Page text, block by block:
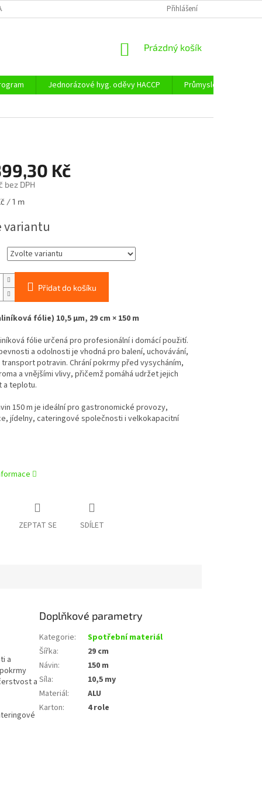
Přihlášení
NÁKUPNÍ
Prázdný košík
Jednorázové hyg. oděvy HACCP
Průmyslové obaly
Kč
bez DPH
/ 1 m
variantu
Přidat do košíku
fólie) 10,5 µm, 29 cm × 150 m
fólie určená pro profesionální i domácí použití.
a odolnosti je vhodná pro balení, uchovávání,
potravin. Chrání pokrmy před vysycháním,
a vnějšími vlivy, přičemž pomáhá udržet jejich
teplotu.
150 m je ideální pro gastronomické provozy,
jídelny, cateringové společnosti i velkokapacitní
ZEPTAT SE SDÍLET
a
a
Doplňkové parametry
Kategorie:
Spotřební materiál
Šířka:
29 cm
Návin:
150 m
Síla:
10,5 my
Materiál:
ALU
Karton: 4 role